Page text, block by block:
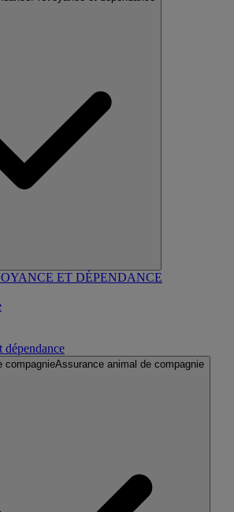
ET DÉPENDANCE
dépendance
Assurance animal de compagnie